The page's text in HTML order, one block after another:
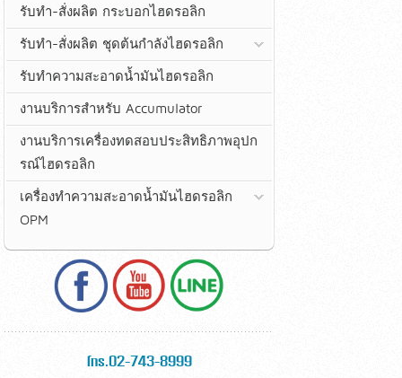
รับทำ-สั่งผลิต กระบอกไฮดรอลิก
รับทำ-สั่งผลิต ชุดต้นกำลังไฮดรอลิก
รับทำความสะอาดน้ำมันไฮดรอลิก
งานบริการสำหรับ Accumulator
งานบริการเครื่องทดสอบประสิทธิภาพอุปก
รณ์ไฮดรอลิก
เครื่องทำความสะอาดน้ำมันไฮดรอลิก
OPM
โทร.02-743-8999